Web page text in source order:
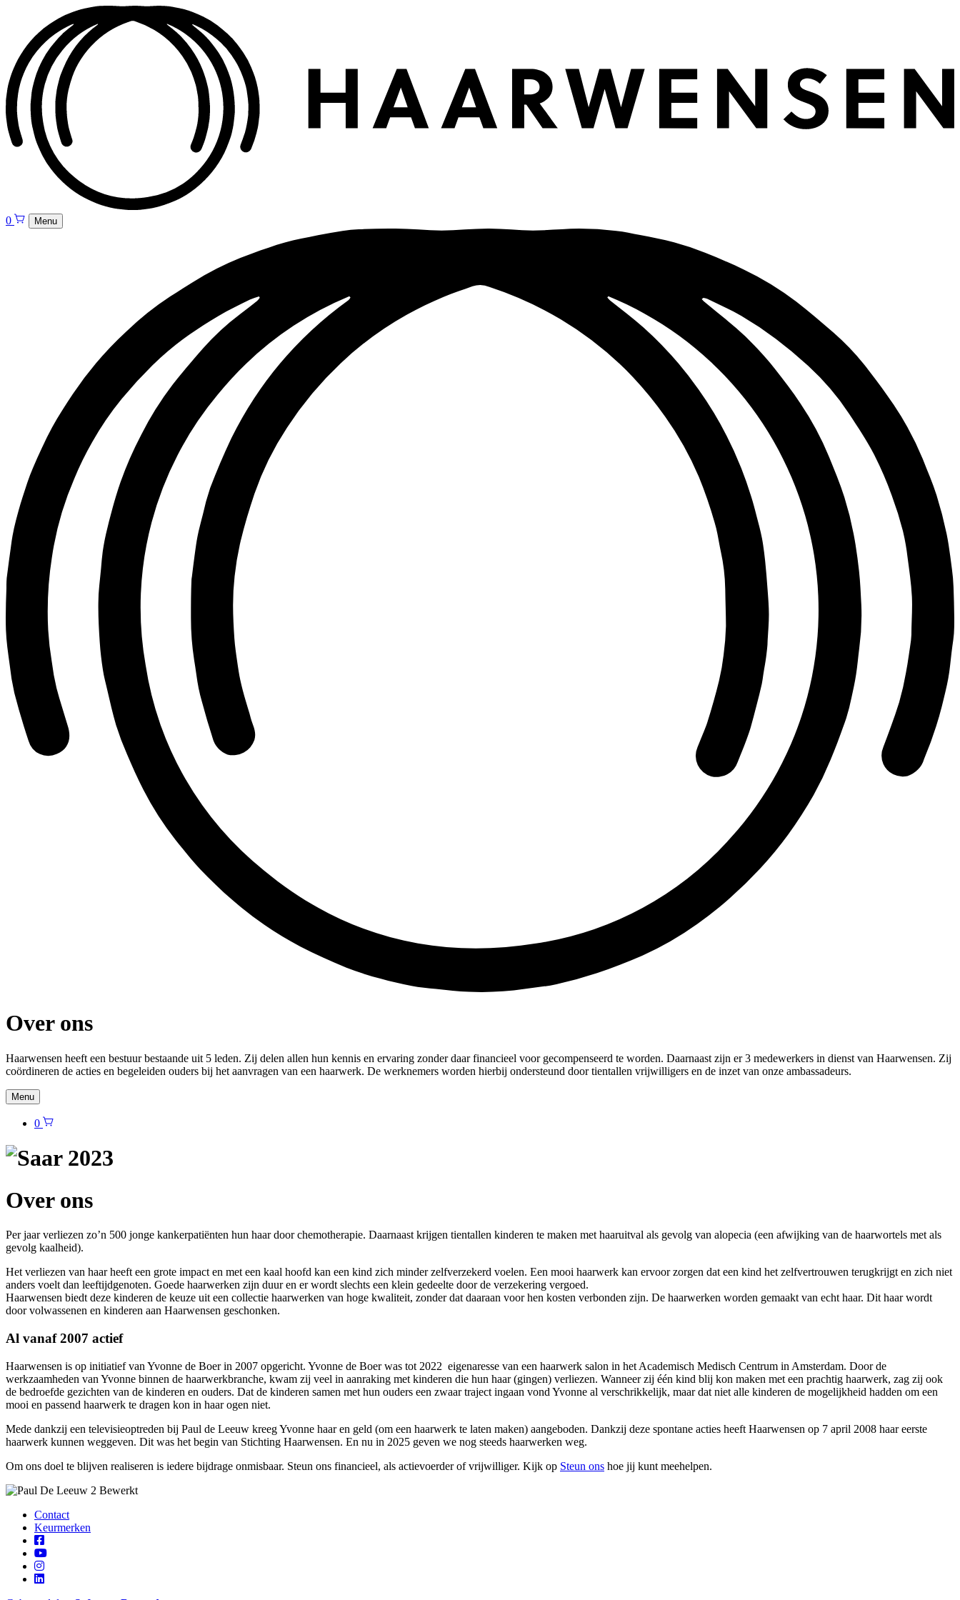
0 Menu
Over ons
Haarwensen heeft een bestuur bestaande uit 5 leden. Zij delen allen hun kennis en ervaring zonder daar financieel voor gecompenseerd te worden. Daarnaast zijn er 3 medewerkers in dienst van Haarwensen. Zij
coördineren de acties en begeleiden ouders bij het aanvragen van een haarwerk. De werknemers worden hierbij ondersteund door tientallen vrijwilligers en de inzet van onze ambassadeurs.
Menu
0
Over ons
Per jaar verliezen zo’n 500 jonge kankerpatiënten hun haar door chemotherapie. Daarnaast krijgen tientallen kinderen te maken met haaruitval als gevolg van alopecia (een afwijking van de haarwortels met als
gevolg kaalheid).
Het verliezen van haar heeft een grote impact en met een kaal hoofd kan een kind zich minder zelfverzekerd voelen. Een mooi haarwerk kan ervoor zorgen dat een kind het zelfvertrouwen terugkrijgt en zich niet
anders voelt dan leeftijdgenoten. Goede haarwerken zijn duur en er wordt slechts een klein gedeelte door de verzekering vergoed.
Haarwensen biedt deze kinderen de keuze uit een collectie haarwerken van hoge kwaliteit, zonder dat daaraan voor hen kosten verbonden zijn. De haarwerken worden gemaakt van echt haar. Dit haar wordt
door volwassenen en kinderen aan Haarwensen geschonken.
Al vanaf 2007 actief
Haarwensen is op initiatief van Yvonne de Boer in 2007 opgericht. Yvonne de Boer was tot 2022 eigenaresse van een haarwerk salon in het Academisch Medisch Centrum in Amsterdam. Door de
werkzaamheden van Yvonne binnen de haarwerkbranche, kwam zij veel in aanraking met kinderen die hun haar (gingen) verliezen. Wanneer zij één kind blij kon maken met een prachtig haarwerk, zag zij ook
de bedroefde gezichten van de kinderen en ouders. Dat de kinderen samen met hun ouders een zwaar traject ingaan vond Yvonne al verschrikkelijk, maar dat niet alle kinderen de mogelijkheid hadden om een
mooi en passend haarwerk te dragen kon in haar ogen niet.
Mede dankzij een televisieoptreden bij Paul de Leeuw kreeg Yvonne haar en geld (om een haarwerk te laten maken) aangeboden. Dankzij deze spontane acties heeft Haarwensen op 7 april 2008 haar eerste
haarwerk kunnen weggeven. Dit was het begin van Stichting Haarwensen. En nu in 2025 geven we nog steeds haarwerken weg.
Om ons doel te blijven realiseren is iedere bijdrage onmisbaar. Steun ons financieel, als actievoerder of vrijwilliger. Kijk op Steun ons hoe jij kunt meehelpen.
Contact
Keurmerken